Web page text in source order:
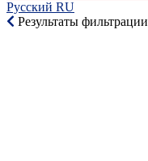
Русский RU‎
Результаты фильтрации